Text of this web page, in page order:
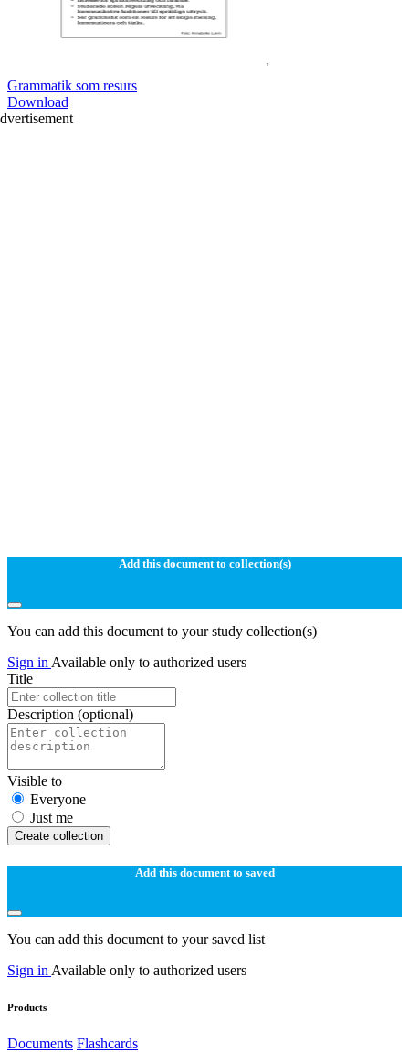
Grammatik som resurs
Download
Add this document to collection(s)
You can add this document to your study collection(s)
Sign in Available only to authorized users
Title
Description (optional)
Visible to
Everyone
Just me
Create collection
Add this document to saved
You can add this document to your saved list
Sign in Available only to authorized users
Products
Documents Flashcards